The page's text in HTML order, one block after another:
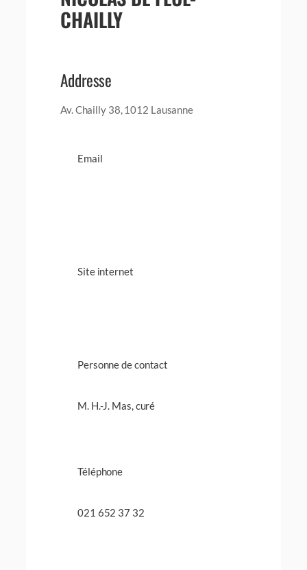
CHAILLY
Addresse
Av. Chailly 38, 1012 Lausanne
Email
Site internet
Personne de contact
M. H.-J. Mas, curé
Téléphone
021 652 37 32